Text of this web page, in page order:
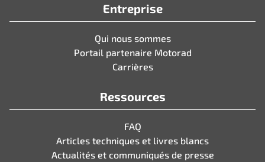
Entreprise
Qui nous sommes
Portail partenaire Motorad
Carrières
Ressources
FAQ
Articles techniques et livres blancs
Actualités et communiqués de presse